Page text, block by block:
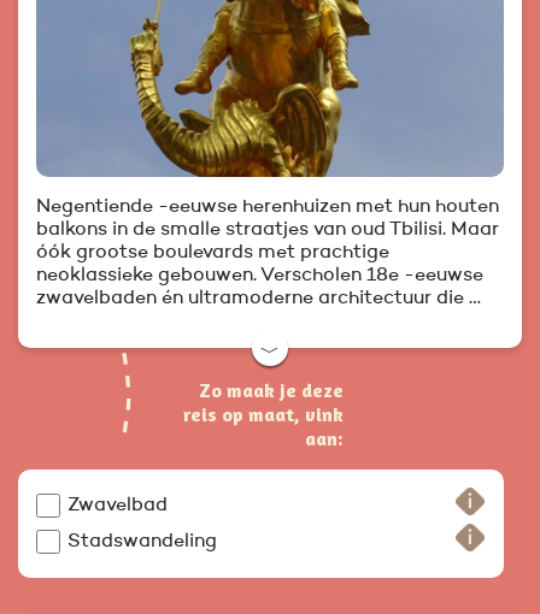
Negentiende -eeuwse herenhuizen met hun houten
balkons in de smalle straatjes van oud Tbilisi. Maar
óók grootse boulevards met prachtige
neoklassieke gebouwen. Verscholen 18e -eeuwse
zwavelbaden én ultramoderne architectuur die …
﹀
Zo maak je deze
reis op maat, vink
aan:
Zwavelbad
Stadswandeling